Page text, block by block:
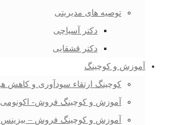
توصیه های مدیریتی
دکتر آسیاچی
دکتر قشقایی
آموزش و کوچینگ
کوچینگ ارتقاء سودآوری و کاهش
آموزش و کوچینگ فروش- اکونومی
آموزش و کوچینگ فروش –